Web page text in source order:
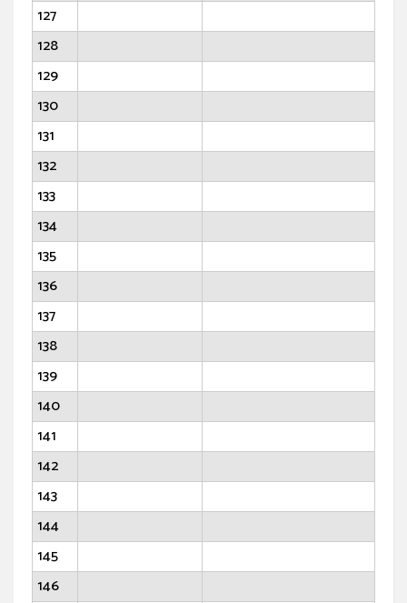
127
128
129
130
131
132
133
134
135
136
137
138
139
140
141
142
143
144
145
146